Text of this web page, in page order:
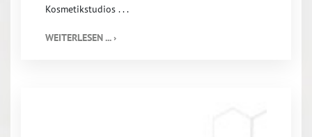
Kosmetikstudios . . .
WEITERLESEN ... ›